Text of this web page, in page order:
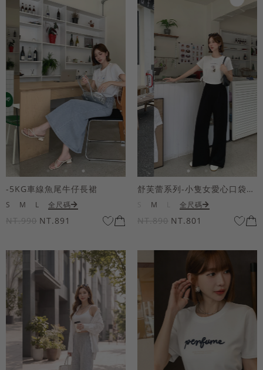
-5KG車線魚尾牛仔長裙
S M L 全尺碼
NT.990 NT.891
舒芙蕾系列-小隻女愛心口袋寬褲
M 全尺碼
NT.890 NT.801